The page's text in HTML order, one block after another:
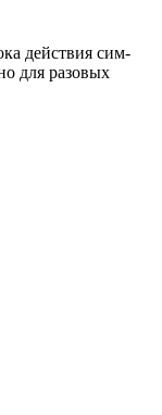
действия сим-
для разовых